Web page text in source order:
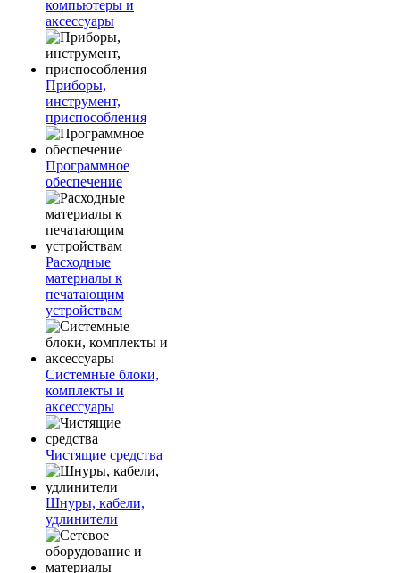
компьютеры и
аксессуары
Приборы,
инструмент,
приспособления
Программное
обеспечение
Расходные
материалы к
печатающим
устройствам
Системные блоки,
комплекты и
аксессуары
Чистящие средства
Шнуры, кабели,
удлинители